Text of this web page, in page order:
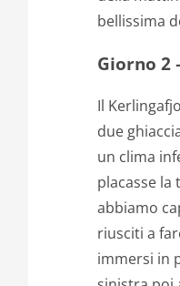
bellissima
Giorno 2
Il
due
un clima
placasse la
abbiamo
riusciti a
immersi in